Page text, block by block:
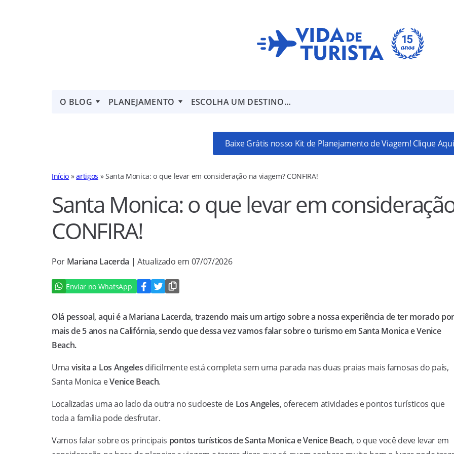
O BLOG PLANEJAMENTO ESCOLHA UM DESTINO…
Baixe Grátis nosso Kit de Planejamento de Viagem! Clique
Início »artigos »Santa Monica: o que levar em consideração na viagem? CONFIRA!
Santa Monica: o que levar em
CONFIRA!
Por Mariana Lacerda | Atualizado em 07/07/2026
Enviar no WhatsApp
Olá pessoal, aqui é a Mariana Lacerda, trazendo mais um artigo sobre a nossa experiência de ter morado
mais de 5 anos na Califórnia, sendo que dessa vez vamos falar sobre o turismo em Santa Monica e Venice
Beach.
Uma visita a Los Angeles dificilmente está completa sem uma parada nas duas praias mais famosas do país,
Santa Monica eVenice Beach.
Localizadas uma ao lado da outra no sudoeste de Los Angeles, oferecem atividades e pontos turísticos que
toda a família pode desfrutar.
Vamos falar sobre os principais pontos turísticos de Santa Monica e Venice Beach, o que você deve levar em